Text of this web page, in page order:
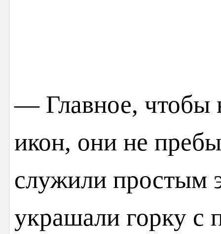
— Главное, чтобы
икон, они не
служили простым
украшали горку с